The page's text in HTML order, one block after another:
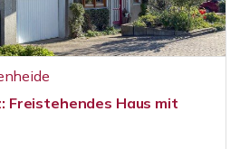
Freistehendes Haus mit